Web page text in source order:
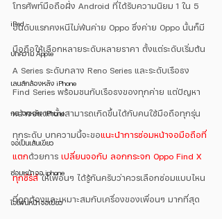
iPad
บทความ Apple
เลนส์กล้องหลัง iPhone
กระจกหลัง iPhone
จอเป็นเส้นเขียว
ซ่อมหน้าจอ iphone
ไอโฟนหน้าจอเขียว
โทรศัพท์มือถือฝั่ง Android ที่ได้รับความนิยม 1 ใน 5
อันดับแรกคงหนีไม่พ้นค่าย Oppo ซึ่งค่าย Oppo นั้นก็มี
มือถือให้เลือกหลายระดับหลายราคา ตั้งแต่ระดับเริ่มต้น
A Series ระดับกลาง Reno Series และระดับเรือธง
Find Series พร้อมชนกับเรือธงของทุกค่าย แต่ปัญหา
หน้าจอแตกนั้นสามารถเกิดขึ้นได้กับคนใช้มือถือทุกรุ่น
ทุกระดับ บทความนี้จะขอแนะนำการซ่อมหน้าจอมือถือที่
แตกด้วยการ เปลี่ยนจอกับ ลอกกระจก Oppo Find X
ทุกซีรีส์ ให้เพื่อนๆ ได้รู้กันครับว่าควรเลือกซ่อมแบบไหน
ที่ถูกต้องและเหมาะสมกับเครื่องของเพื่อนๆ มากที่สุด